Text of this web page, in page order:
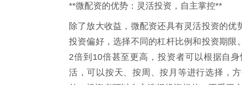
**微配资的优势：灵活投资，自主掌控**
除了放大收益，微配资还具有灵活投资的
投资偏好，选择不同的杠杆比例和投资期
2倍到10倍甚至更高，投资者可以根据自
活，可以按天、按周、按月等进行选择，